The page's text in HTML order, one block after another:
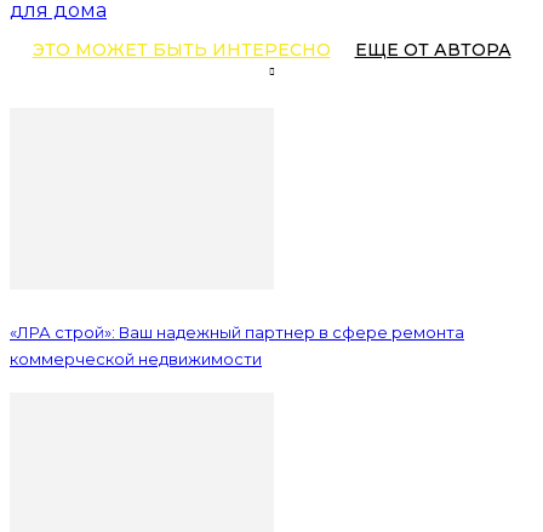
для дома
ЭТО МОЖЕТ БЫТЬ ИНТЕРЕСНО ЕЩЕ ОТ АВТОРА
«ЛРА строй»: Ваш надежный партнер в сфере ремонта
коммерческой недвижимости